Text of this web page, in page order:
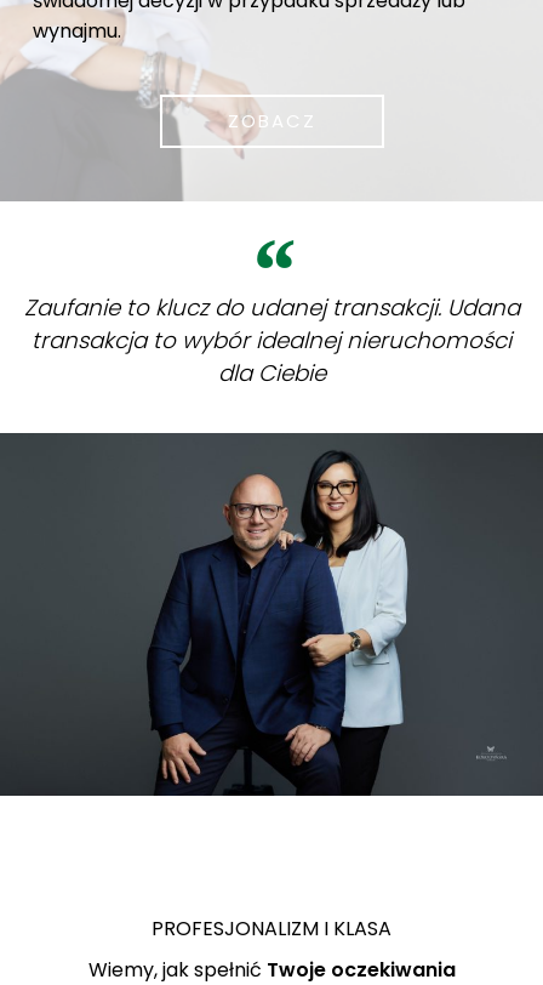
wynajmu.
ZOBACZ
Zaufanie to klucz do udanej transakcji. Udana
transakcja to wybór idealnej nieruchomości
dla Ciebie
PROFESJONALIZM I KLASA
Wiemy, jak spełnić Twoje oczekiwania